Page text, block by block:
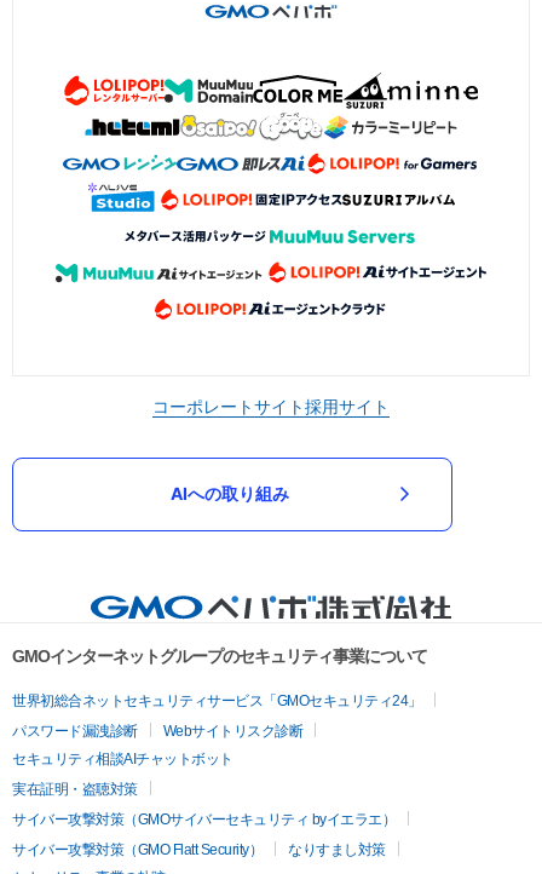
コーポレートサイト採用サイト
AIへの取り組み
GMOインターネットグループのセキュリティ事業について
世界初総合ネットセキュリティサービス「GMOセキュリティ24」
パスワード漏洩診断
Webサイトリスク診断
セキュリティ相談AIチャットボット
実在証明・盗聴対策
サイバー攻撃対策（GMOサイバーセキュリティ byイエラエ）
サイバー攻撃対策（GMO Flatt Security）
なりすまし対策